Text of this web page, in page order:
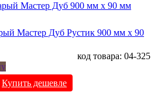
Мастер Дуб Рустик 900 мм х 90
код товара: 04-325
Купить дешевле